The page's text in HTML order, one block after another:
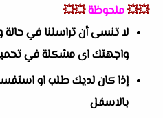
💥💥ملحوظة💥💥
لا تنسى أن تراسلنا في
واجهتك اى مشكلة في
إذا كان لديك طلب او
بالاسفل